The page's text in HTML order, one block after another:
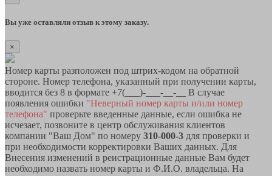
Вы уже оставляли отзыв к этому заказу.
×
Номер карты разположен под штрих-кодом на обратной
стороне. Номер телефона, указанный при получении карты,
вводится без 8 в формате +7(___)-___-__-__ В случае
появления ошибки "Неверный номер карты и/или номер
телефона" проверьте введенные данные, если ошибка не
исчезает, позвоните в центр обслуживания клиентов
компании "Ваш Дом" по номеру 310-000-3 для проверки и
при необходимости корректировки Ваших данных. Для
Внесения изменений в реистрационные данные Вам будет
необходимо назвать номер карты и Ф.И.О. владельца. На